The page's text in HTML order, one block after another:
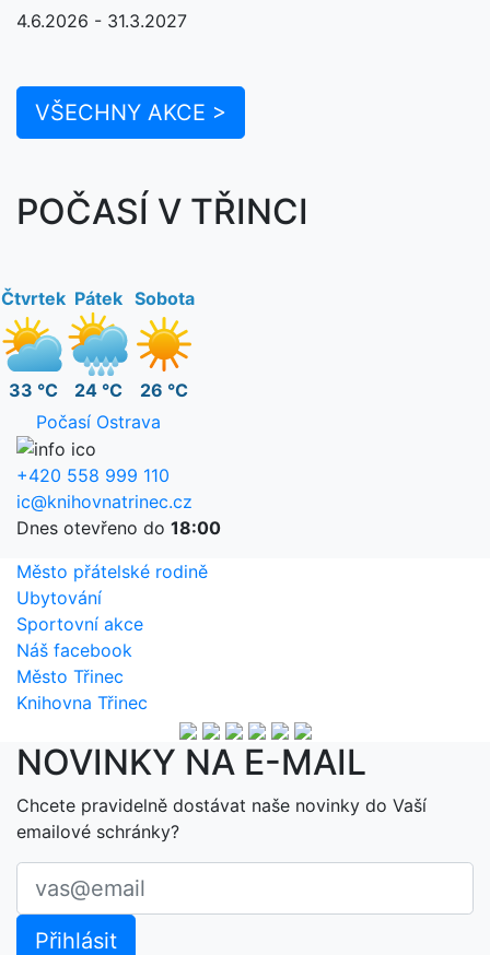
4.6.2026 - 31.3.2027
VŠECHNY AKCE >
POČASÍ V TŘINCI
Čtvrtek
33 °C
Pátek
24 °C
Sobota
26 °C
Počasí Ostrava
+420 558 999 110
ic@knihovnatrinec.cz
Dnes otevřeno do 18:00
Město přátelské rodině
Ubytování
Sportovní akce
Náš facebook
Město Třinec
Knihovna Třinec
NOVINKY NA E-MAIL
Chcete pravidelně dostávat naše novinky do Vaší
emailové schránky?